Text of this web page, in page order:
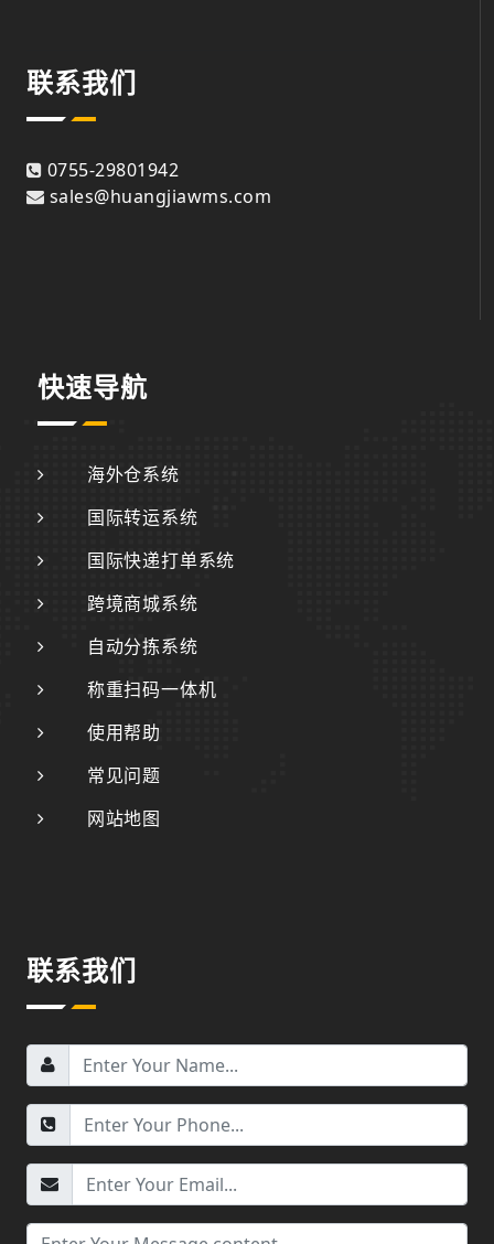
联系我们
0755-29801942
sales@huangjiawms.com
快速导航
海外仓系统
国际转运系统
国际快递打单系统
跨境商城系统
自动分拣系统
称重扫码一体机
使用帮助
常见问题
网站地图
联系我们